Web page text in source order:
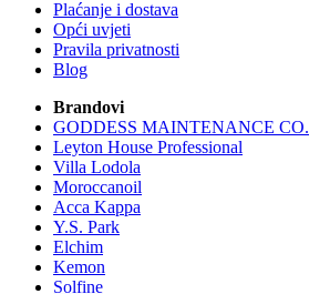
Plaćanje i dostava
Opći uvjeti
Pravila privatnosti
Blog
Brandovi
GODDESS MAINTENANCE CO.
Leyton House Professional
Villa Lodola
Moroccanoil
Acca Kappa
Y.S. Park
Elchim
Kemon
Solfine